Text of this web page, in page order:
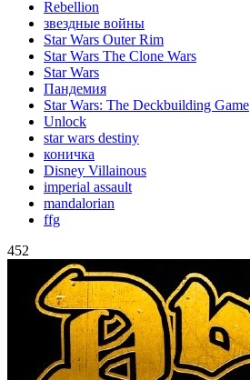
Rebellion
звездные войны
Star Wars Outer Rim
Star Wars The Clone Wars
Star Wars
Пандемия
Star Wars: The Deckbuilding Game
Unlock
star wars destiny
коничка
Disney Villainous
imperial assault
mandalorian
ffg
452